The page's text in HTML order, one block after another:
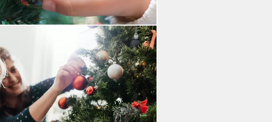
Weihnachtskugeln im 96er Set,
€
Werktagen bei dir
+3